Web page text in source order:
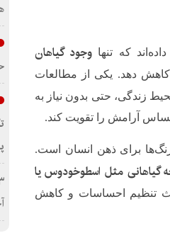
که تنها وجود گیاهان
کاهش دهد. یکی از مطالعات
زندگی، حتی بدون نیاز به
آرامش را تقویت کند.
برای ذهن انسان است.
گیاهانی مثل اسطوخودوس یا
تنظیم احساسات و کاهش